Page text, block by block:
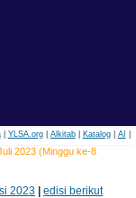
| YLSA.org| Alkitab| Katalog| AI
2023 (Minggu ke-8
2023 |edisi berikut